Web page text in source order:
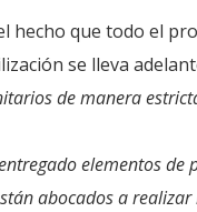
hecho que todo el
se lleva
de manera
elementos de
abocados a realizar